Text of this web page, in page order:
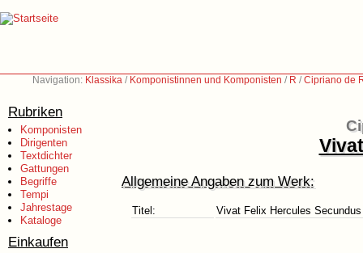
Navigation: Klassika / Komponistinnen und Komponisten / R /Cipriano de
Rubriken
Komponisten
Dirigenten
Textdichter
Gattungen
Begriffe
Tempi
Jahrestage
Kataloge
Einkaufen
Allgemeine Angaben zum Werk:
Titel: Vivat Felix Hercules Secundus